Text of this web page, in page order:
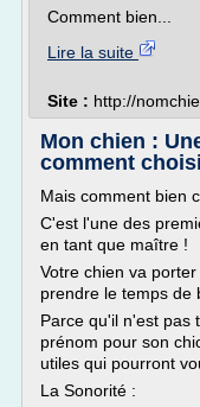
Comment bien...
Lire la suite
Site : http://
Mon chien :
comment
Mais comment bien
C'est l'une des
en tant que maître !
Votre chien va
prendre le temps de
Parce qu'il n'est pas
prénom pour son
utiles qui pourront
La Sonorité :